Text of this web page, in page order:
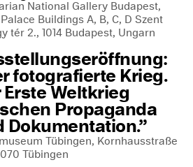
National Gallery Budapest,
Buildings A, B, C, D Szent
tér 2., 1014 Budapest, Ungarn
fotografierte Krieg.
Erste Weltkrieg
Propaganda
Dokumentation.”
Tübingen, Kornhausstraße
Tübingen